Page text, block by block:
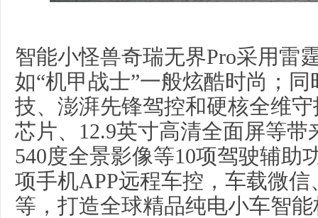
智能小怪兽奇瑞无界Pro采用雷
如“机甲战士”一般炫酷时尚；
技、澎湃先锋驾控和硬核全维
芯片、12.9英寸高清全面屏等
540度全景影像等10项驾驶辅助
项手机APP远程车控，车载微
等，打造全球精品纯电小车智